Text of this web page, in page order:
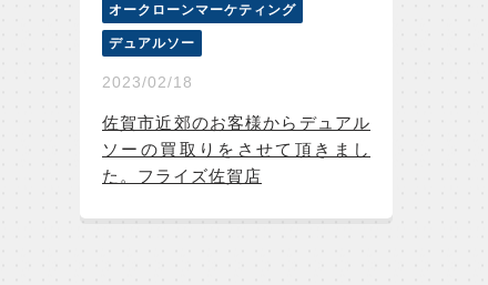
オークローンマーケティング
デュアルソー
2023/02/18
佐賀市近郊のお客様からデュアル
ソーの買取りをさせて頂きまし
た。フライズ佐賀店